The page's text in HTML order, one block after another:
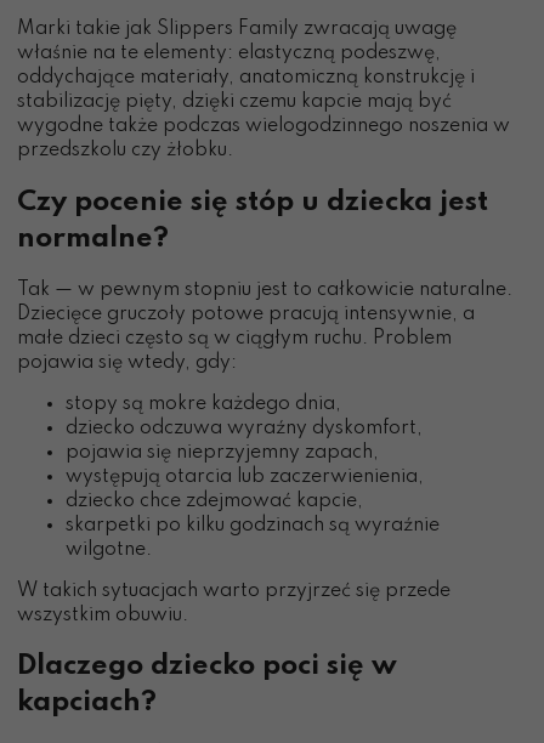
Marki takie jak Slippers Family zwracają uwagę
właśnie na te elementy: elastyczną podeszwę,
oddychające materiały, anatomiczną konstrukcję i
stabilizację pięty, dzięki czemu kapcie mają być
wygodne także podczas wielogodzinnego noszenia w
przedszkolu czy żłobku.
Czy pocenie się stóp u dziecka jest
normalne?
Tak — w pewnym stopniu jest to całkowicie naturalne.
Dziecięce gruczoły potowe pracują intensywnie, a
małe dzieci często są w ciągłym ruchu. Problem
pojawia się wtedy, gdy:
stopy są mokre każdego dnia,
dziecko odczuwa wyraźny dyskomfort,
pojawia się nieprzyjemny zapach,
występują otarcia lub zaczerwienienia,
dziecko chce zdejmować kapcie,
skarpetki po kilku godzinach są wyraźnie
wilgotne.
W takich sytuacjach warto przyjrzeć się przede
wszystkim obuwiu.
Dlaczego dziecko poci się w
kapciach?